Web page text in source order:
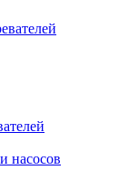
насосов